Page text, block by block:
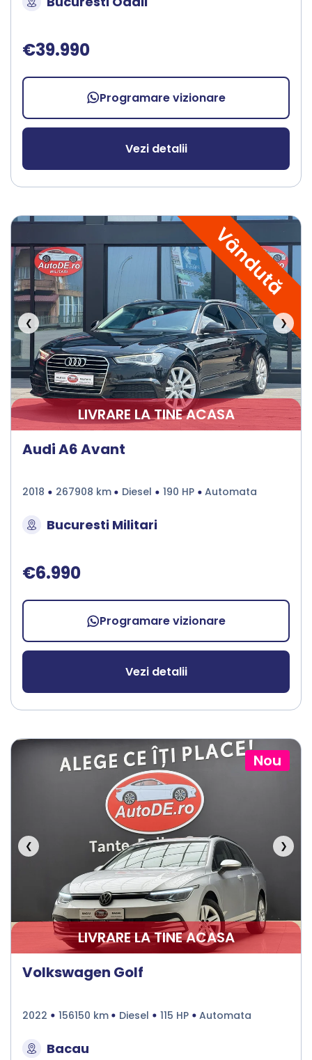
€39.990
Programare vizionare
Vezi detalii
Vândută
❮ ❯
LIVRARE LA TINE ACASA
Audi A6 Avant
2018 267908 km Diesel 190 HP Automata
Bucuresti Militari
€6.990
Programare vizionare
Vezi detalii
Nou
❮ ❯
LIVRARE LA TINE ACASA
Volkswagen Golf
2022 156150 km Diesel 115 HP Automata
Bacau